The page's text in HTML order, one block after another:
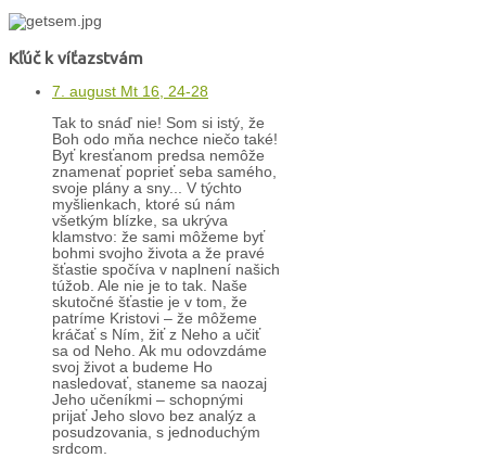
Kľúč k víťazstvám
7. august Mt 16, 24-28
Tak to snáď nie! Som si istý, že
Boh odo mňa nechce niečo také!
Byť kresťanom predsa nemôže
znamenať poprieť seba samého,
svoje plány a sny... V týchto
myšlienkach, ktoré sú nám
všetkým blízke, sa ukrýva
klamstvo: že sami môžeme byť
bohmi svojho života a že pravé
šťastie spočíva v naplnení našich
túžob. Ale nie je to tak. Naše
skutočné šťastie je v tom, že
patríme Kristovi – že môžeme
kráčať s Ním, žiť z Neho a učiť
sa od Neho. Ak mu odovzdáme
svoj život a budeme Ho
nasledovať, staneme sa naozaj
Jeho učeníkmi – schopnými
prijať Jeho slovo bez analýz a
posudzovania, s jednoduchým
srdcom.